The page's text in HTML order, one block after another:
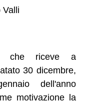
Valli
che riceve a
30 dicembre,
dell'anno
motivazione la